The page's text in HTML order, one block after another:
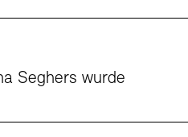
Seghers wurde